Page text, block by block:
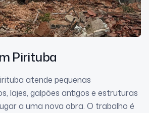
Pirituba
atende pequenas
lajes, galpões antigos e estruturas
a uma nova obra. O trabalho é